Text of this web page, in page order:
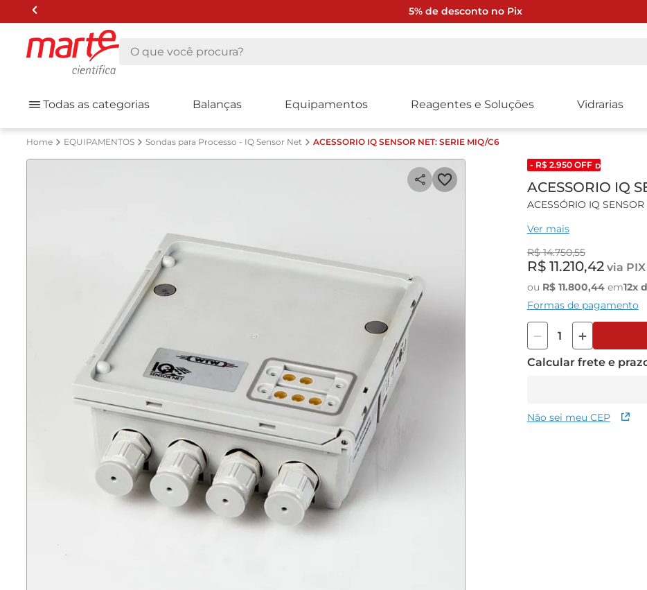
5% de desconto no Pix
O que você procura?
Todas as categorias Balanças Equipamentos Reagentes e Soluções Vidrarias
EQUIPAMENTOS Sondas para Processo - IQ Sensor Net ACESSORIO IQ SENSOR NET: SERIE MIQ/C6
- R$ 2.950OFF DESCONTO
ACESSORIO IQ
ACESSÓRIO IQ
Características gerais:
Módulo adicional para
Componente básico
Integração ao sistema
Conexão de até 2
PART NUMBER 480015
MODELO MIQ/C6
Ver mais
R$ 14.750,55
R$ 11.210,42via PIX
ou R$ 11.800,44em12x
Formas de pagamento
Calcular frete e
Não sei meu CEP